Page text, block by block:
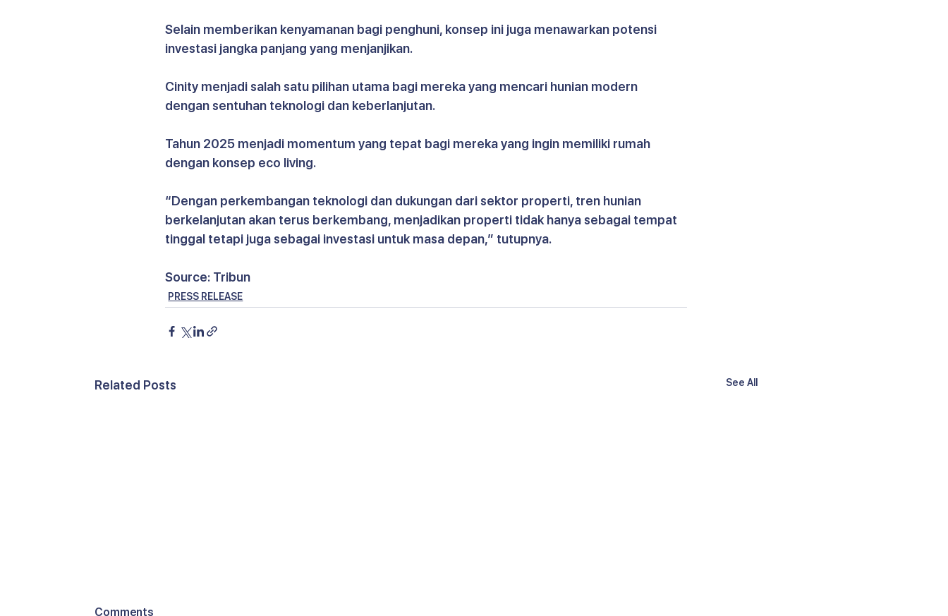
Selain memberikan kenyamanan bagi penghuni, konsep ini juga menawarkan potensi
investasi jangka panjang yang menjanjikan.
Cinity menjadi salah satu pilihan utama bagi mereka yang mencari hunian modern
dengan sentuhan teknologi dan keberlanjutan.
Tahun 2025 menjadi momentum yang tepat bagi mereka yang ingin memiliki rumah
dengan konsep eco living.
“Dengan perkembangan teknologi dan dukungan dari sektor properti, tren hunian
berkelanjutan akan terus berkembang, menjadikan properti tidak hanya sebagai tempat
tinggal tetapi juga sebagai investasi untuk masa depan,” tutupnya.
Source: Tribun
PRESS RELEASE
Related Posts See All
Comments